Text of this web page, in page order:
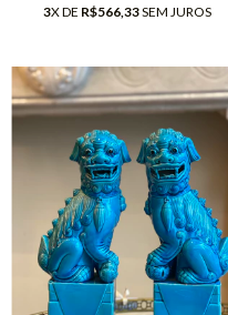
3X DE R$566,33SEM JUROS